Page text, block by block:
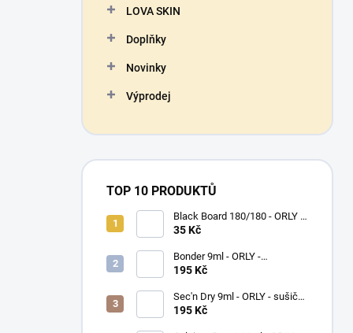
LOVA SKIN
Doplňky
Novinky
Výprodej
TOP 10 PRODUKTŮ
Black Board 180/180 - ORLY -
pilník na nehty
35 Kč
Bonder 9ml - ORLY -
podkladový lak na nehty
195 Kč
Sec'n Dry 9ml - ORLY - sušič
laku na nehty
195 Kč